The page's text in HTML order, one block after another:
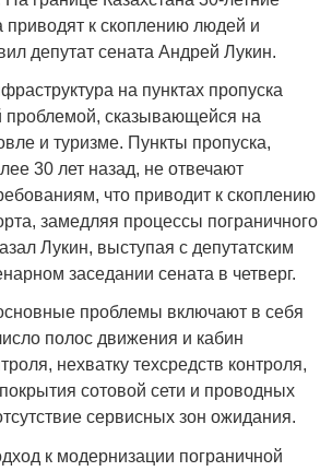
приводят к скоплению людей и
депутат сената Андрей Лукин.
на пунктах пропуска
проблемой, сказывающейся на
и туризме. Пункты пропуска,
30 лет назад, не отвечают
что приводит к скоплению
замедляя процессы пограничного
Лукин, выступая с депутатским
заседании сената в четверг.
проблемы включают в себя
полос движения и кабин
нехватку техсредств контроля,
сотовой сети и проводных
сервисных зон ожидания.
к модернизации пограничной